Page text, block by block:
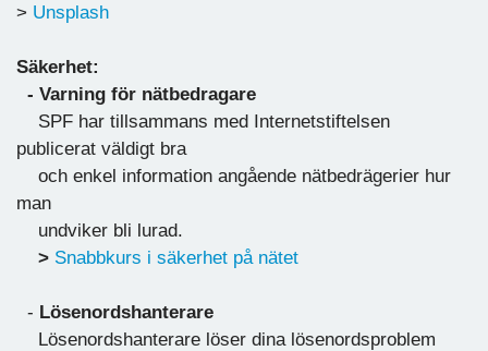
> Unsplash
Säkerhet:
- Varning för nätbedragare
SPF har tillsammans med Internetstiftelsen
publicerat väldigt bra
och enkel information angående nätbedrägerier hur
man
undviker bli lurad.
> Snabbkurs i säkerhet på nätet
- Lösenordshanterare
Lösenordshanterare löser dina lösenordsproblem